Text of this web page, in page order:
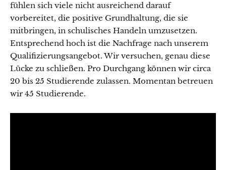
fühlen sich viele nicht ausreichend darauf
vorbereitet, die positive Grundhaltung, die sie
mitbringen, in schulisches Handeln umzusetzen.
Entsprechend hoch ist die Nachfrage nach unserem
Qualifizierungsangebot. Wir versuchen, genau diese
Lücke zu schließen. Pro Durchgang können wir circa
20 bis 25 Studierende zulassen. Momentan betreuen
wir 45 Studierende.